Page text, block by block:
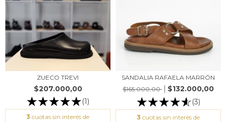
ZUECO TREVI
$207.000,00
(1)
3 cuotas sin interés de
SANDALIA RAFAELA MARRÓN
$165.000,00
$132.000,00
(3)
3 cuotas sin interés de